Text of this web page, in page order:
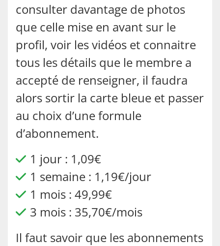
consulter davantage de photos
que celle mise en avant sur le
profil, voir les vidéos et connaitre
tous les détails que le membre a
accepté de renseigner, il faudra
alors sortir la carte bleue et passer
au choix d’une formule
d’abonnement.
1 jour : 1,09€
1 semaine : 1,19€/jour
1 mois : 49,99€
3 mois : 35,70€/mois
Il faut savoir que les abonnements